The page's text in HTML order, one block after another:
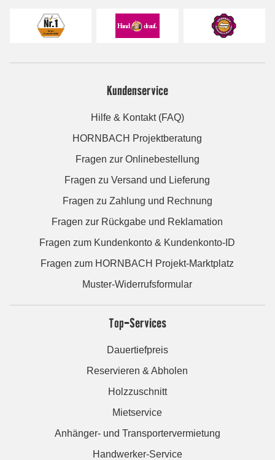
Kundenservice
Hilfe & Kontakt (FAQ)
HORNBACH Projektberatung
Fragen zur Onlinebestellung
Fragen zu Versand und Lieferung
Fragen zu Zahlung und Rechnung
Fragen zur Rückgabe und Reklamation
Fragen zum Kundenkonto & Kundenkonto-ID
Fragen zum HORNBACH Projekt-Marktplatz
Muster-Widerrufsformular
Top-Services
Dauertiefpreis
Reservieren & Abholen
Holzzuschnitt
Mietservice
Anhänger- und Transportervermietung
Handwerker-Service